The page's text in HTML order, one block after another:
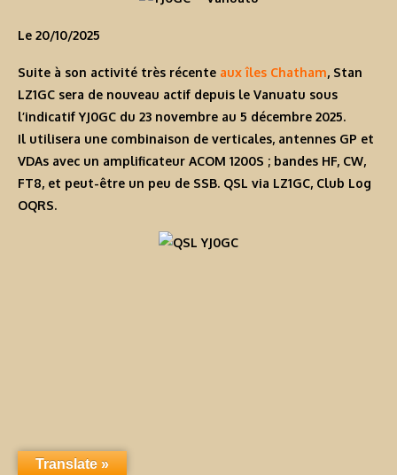
Le 20/10/2025
Suite à son activité très récente aux îles Chatham, Stan
LZ1GC sera de nouveau actif depuis le Vanuatu sous
l’indicatifYJ0GC du 23 novembre au 5 décembre 2025.
Il utilisera une combinaison de verticales, antennes GP et
VDAs avec un amplificateur ACOM 1200S ; bandes HF, CW,
FT8, et peut-être un peu de SSB. QSL via LZ1GC, Club Log
OQRS.
Translate »